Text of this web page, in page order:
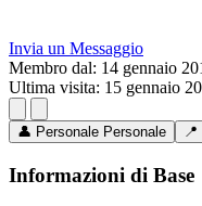
Invia un Messaggio
Membro dal: 14 gennaio
Ultima visita: 15 gennaio
👤 Personale Personale 📍
Informazioni di Base